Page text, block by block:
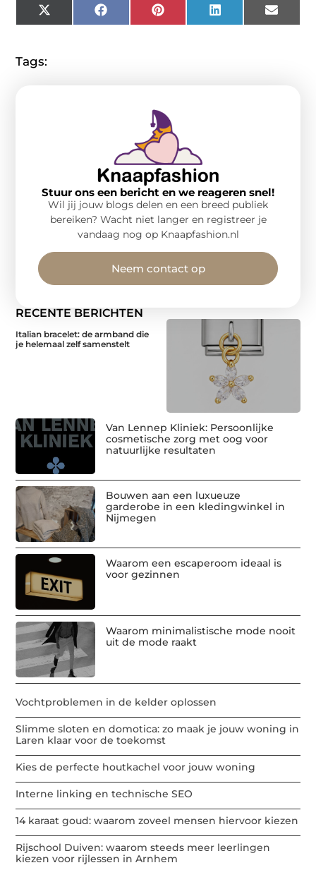
X
(Twitter)
FacebookPinterestLinkedInEmail
Tags:
RECENTE BERICHTEN
Italian bracelet: de armband die
je helemaal zelf samenstelt
Van Lennep Kliniek: Persoonlijke
cosmetische zorg met oog voor
natuurlijke resultaten
Bouwen aan een luxueuze
garderobe in een kledingwinkel in
Nijmegen
Waarom een escaperoom ideaal is
voor gezinnen
Waarom minimalistische mode nooit
uit de mode raakt
Vochtproblemen in de kelder oplossen
Slimme sloten en domotica: zo maak je jouw woning in
Laren klaar voor de toekomst
Kies de perfecte houtkachel voor jouw woning
Interne linking en technische SEO
14 karaat goud: waarom zoveel mensen hiervoor kiezen
Rijschool Duiven: waarom steeds meer leerlingen
kiezen voor rijlessen in Arnhem
Stuur ons een bericht en we reageren snel!
Wil jij jouw blogs delen en een breed publiek
bereiken? Wacht niet langer en registreer je
vandaag nog op Knaapfashion.nl
Neem contact op